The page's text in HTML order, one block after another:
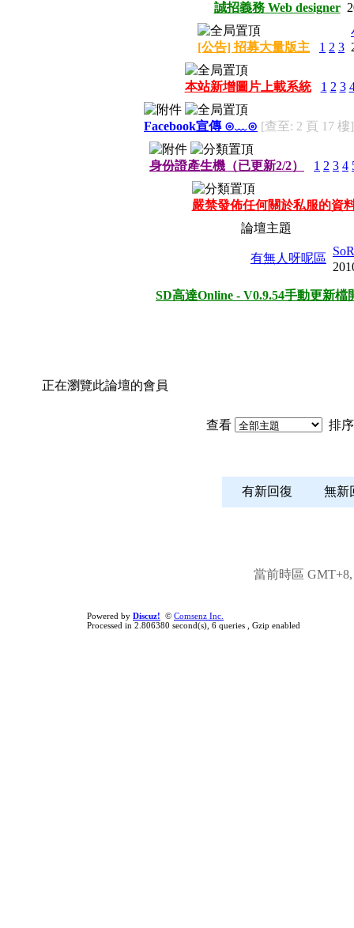
誠招義務 Web designer
[公告] 招募大量版主 1 2 3
本站新增圖片上載系統 1 2 3
Facebook宣傳 ⊙﹏⊙ [查至: 2 頁 17 樓]
身份證產生機（已更新2/2） 1 2 3 4
嚴禁發佈任何關於私服的資
論壇主題
有無人呀呢區
SD高達Online - V0.9.54手動更新檔
正在瀏覽此論壇的會員
查看 排
有新回復 無
當前時區 GMT+8,
Powered by Discuz! © Comsenz Inc.
Processed in 2.806380 second(s), 6 queries , Gzip enabled